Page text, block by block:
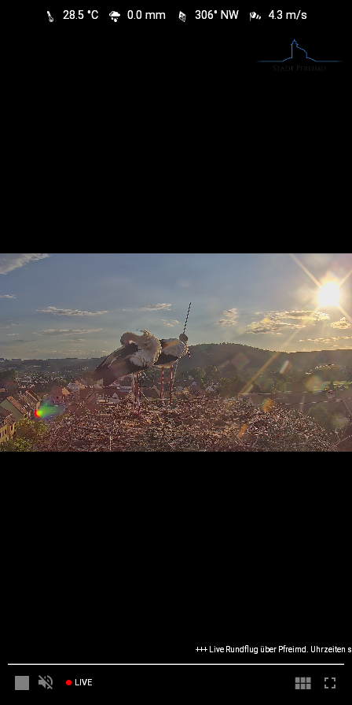
28.5 °C 0.0 mm 306° NW 4.3 m/s
+++ Live Rundflug über Pfreimd. Uhrzeiten
LIVE